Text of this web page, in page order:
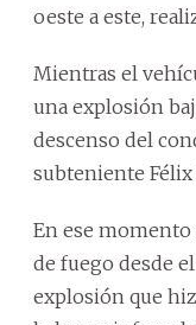
oeste a este,
Mientras el
una explosión
descenso del
subteniente Félix
En ese momento
de fuego desde
explosión que